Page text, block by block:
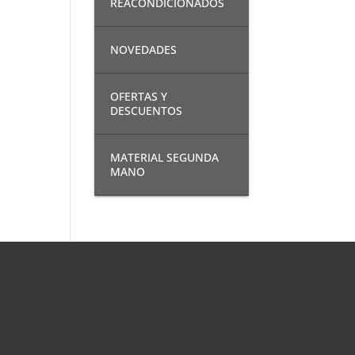
NOVEDADES
OFERTAS Y
DESCUENTOS
MATERIAL SEGUNDA
MANO